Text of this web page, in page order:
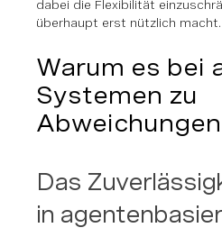
dabei die Flexibilität
überhaupt erst nützlich macht.
Warum es bei
Systemen zu
Das
in